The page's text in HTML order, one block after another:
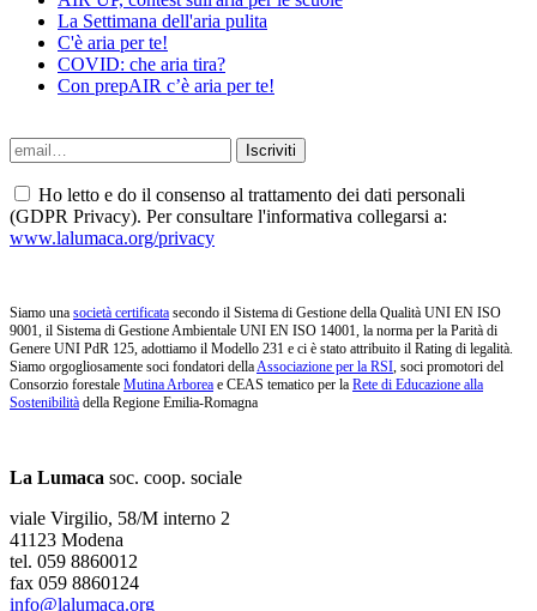
La Settimana dell'aria pulita
C'è aria per te!
COVID: che aria tira?
Con prepAIR c’è aria per te!
Ho letto e do il consenso al trattamento dei dati personali
(GDPR Privacy). Per consultare l'informativa collegarsi a:
www.lalumaca.org/privacy
Siamo una società certificata secondo il Sistema di Gestione della Qualità UNI EN ISO
9001, il Sistema di Gestione Ambientale UNI EN ISO 14001, la norma per la Parità di
Genere UNI PdR 125, adottiamo il Modello 231 e ci è stato attribuito il Rating di legalità.
Siamo orgogliosamente soci fondatori dellaAssociazione per la RSI, soci promotori del
Consorzio forestale Mutina Arborea e CEAS tematico per la Rete di Educazione alla
Sostenibilità della Regione Emilia-Romagna
La Lumaca soc. coop. sociale
viale Virgilio, 58/M interno 2
41123 Modena
tel. 059 8860012
fax 059 8860124
info@lalumaca.org